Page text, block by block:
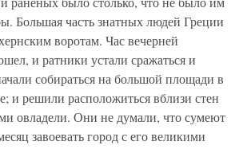
Большая часть знатных людей Греции
воротам. Час вечерней
и ратники устали сражаться и
собираться на большой площади в
и решили расположиться вблизи стен
овладели. Они не думали, что сумеют
завоевать город с его великими